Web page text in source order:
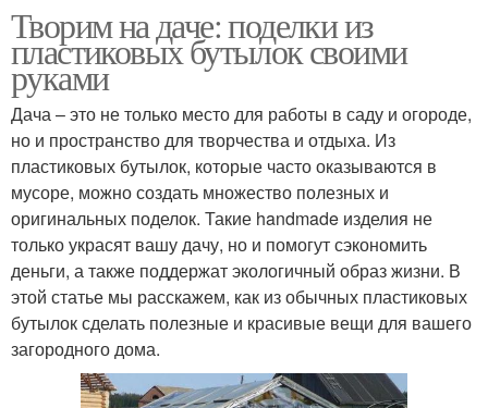
Творим на даче: поделки из
пластиковых бутылок своими
руками
Дача – это не только место для работы в саду и огороде,
но и пространство для творчества и отдыха. Из
пластиковых бутылок, которые часто оказываются в
мусоре, можно создать множество полезных и
оригинальных поделок. Такие handmade изделия не
только украсят вашу дачу, но и помогут сэкономить
деньги, а также поддержат экологичный образ жизни. В
этой статье мы расскажем, как из обычных пластиковых
бутылок сделать полезные и красивые вещи для вашего
загородного дома.